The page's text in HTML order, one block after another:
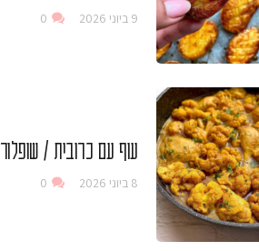
9 ביוני 2026 0
עוף עם כרובית / שופלור
8 ביוני 2026 0